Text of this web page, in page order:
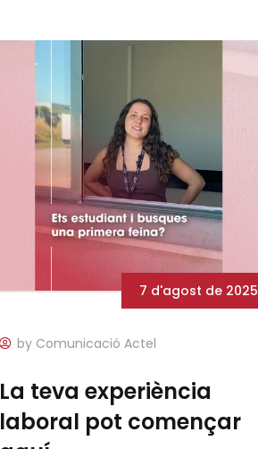
7 d'agost de 2025
by Comunicació Actel
La teva experiència
laboral pot començar